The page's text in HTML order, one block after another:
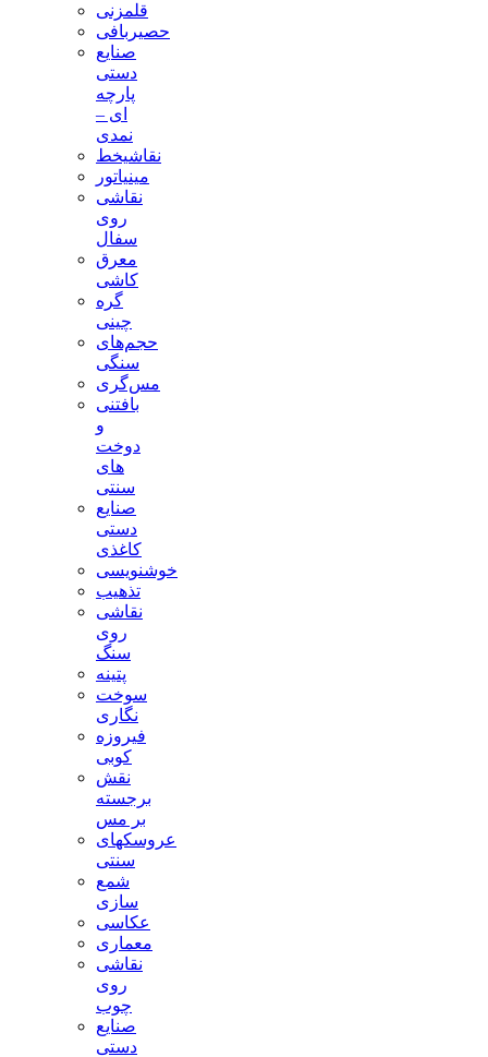
قلمزنی
حصیربافی
صنایع
دستی
پارچه
ای –
نمدی
نقاشیخط
مینیاتور
نقاشی
روی
سفال
معرق
کاشی
گره
چینی
حجم‌های
سنگی
مس‌گری
بافتنی‌
و
دوخت
های
سنتی
صنایع
دستی
کاغذی
خوشنویسی
تذهیب
نقاشی
روی
سنگ
پتینه
سوخت
نگاری
فیروزه
کوبی
نقش
برجسته
بر مس
عروسکهای
سنتی
شمع
سازی
عکاسی
معماری
نقاشی
روی
چوب
صنایع
دستی